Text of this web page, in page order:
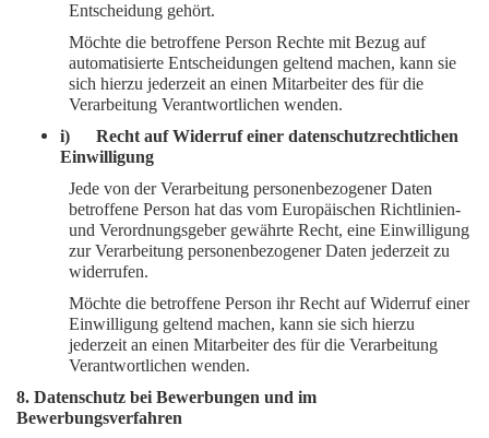
Entscheidung gehört.
Möchte die betroffene Person Rechte mit Bezug auf
automatisierte Entscheidungen geltend machen, kann sie
sich hierzu jederzeit an einen Mitarbeiter des für die
Verarbeitung Verantwortlichen wenden.
i) Recht auf Widerruf einer datenschutzrechtlichen
Einwilligung
Jede von der Verarbeitung personenbezogener Daten
betroffene Person hat das vom Europäischen Richtlinien-
und Verordnungsgeber gewährte Recht, eine Einwilligung
zur Verarbeitung personenbezogener Daten jederzeit zu
widerrufen.
Möchte die betroffene Person ihr Recht auf Widerruf einer
Einwilligung geltend machen, kann sie sich hierzu
jederzeit an einen Mitarbeiter des für die Verarbeitung
Verantwortlichen wenden.
8. Datenschutz bei Bewerbungen und im
Bewerbungsverfahren